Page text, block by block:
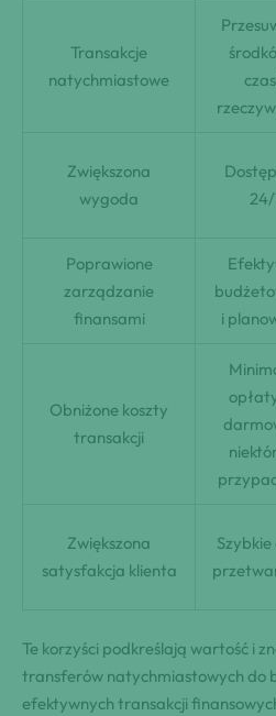
Transakcje
natychmiastowe
Zwiększona
wygoda
Poprawione
zarządzanie
finansami
i
Obniżone koszty
transakcji
Zwiększona
satysfakcja klienta
Szybkie
Te korzyści podkreślają wartość i
transferów natychmiastowych do
efektywnych transakcji